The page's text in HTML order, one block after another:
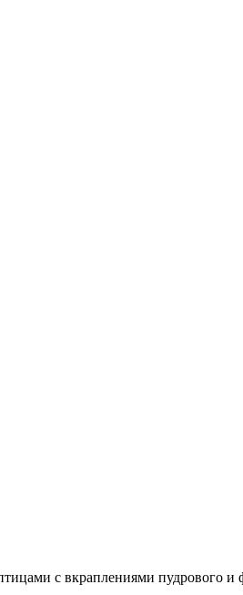
с вкраплениями пудрового